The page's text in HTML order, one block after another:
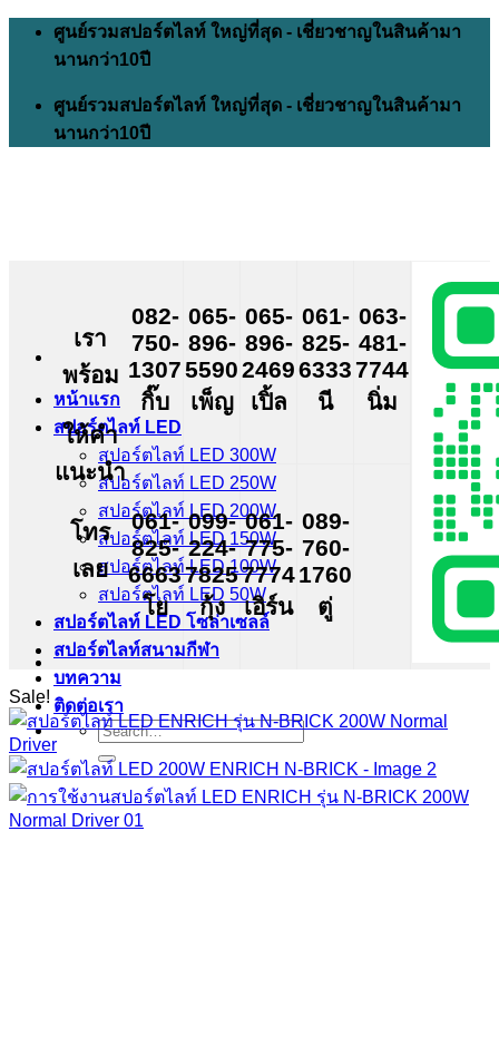
Skip
content
ศูนย์รวมสปอร์ตไลท์ ใหญ่ที่สุด - เชี่ยวชาญในสินค้ามา
นานกว่า10ปี
ศูนย์รวมสปอร์ตไลท์ ใหญ่ที่สุด - เชี่ยวชาญในสินค้ามา
นานกว่า10ปี
หน้าแรก
สปอร์ตไลท์ LED
สปอร์ตไลท์ LED 300W
สปอร์ตไลท์ LED 250W
สปอร์ตไลท์ LED 200W
สปอร์ตไลท์ LED 150W
สปอร์ตไลท์ LED 100W
สปอร์ตไลท์ LED 50W
สปอร์ตไลท์ LED โซล่าเซลล์
สปอร์ตไลท์สนามกีฬา
บทความ
ติดต่อเรา
Search
for:
เรา
พร้อม
ให้คำ
แนะนำ
โทร
เลย
082-
750-
1307
กิ๊บ
065-
896-
5590
เพ็ญ
065-
896-
2469
เปิ้ล
061-
825-
6333
นี
063-
481-
7744
นิ่ม
061-
825-
6663
โย
099-
224-
7825
กุ้ง
061-
775-
7774
เอิร์น
089-
760-
1760
ตู่
Sale!